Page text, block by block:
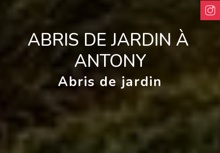
ABRIS DE JARDIN À
ANTONY
Abris de jardin